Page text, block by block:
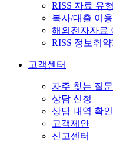
RISS 자료 유
복사/대출 이
해외전자자료
RISS 정보취
고객센터
자주 찾는 질문
상담 신청
상담 내역 확인
고객제안
신고센터